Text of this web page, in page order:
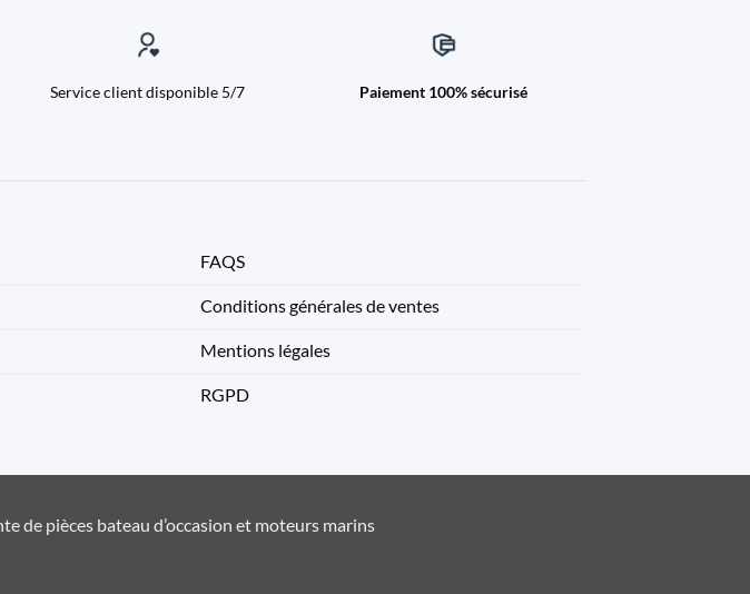
Service client disponible 5/7 Paiement 100% sécurisé
FAQS
Conditions générales de ventes
Mentions légales
RGPD
de pièces bateau d’occasion et moteurs marins